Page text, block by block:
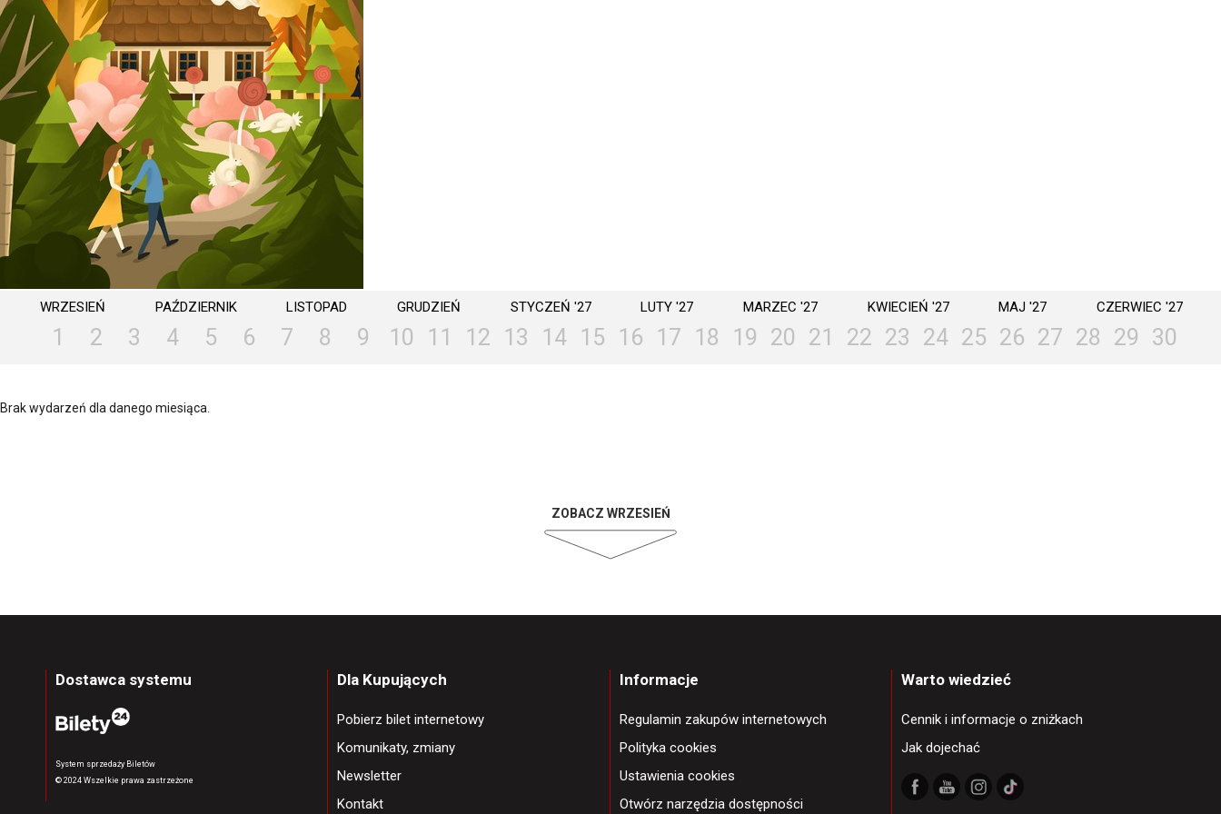
WRZESIEŃ PAŹDZIERNIK LISTOPAD GRUDZIEŃ STYCZEŃ '27 LUTY '27 MARZEC '27 KWIECIEŃ '27 MAJ '27 CZERWIEC '27
1 2 3 4 5 6 7 8 9 10 11 12 13 14 15 16 17 18 19 20 21 22 23 24 25 26 27 28 29 30
Brak wydarzeń dla danego miesiąca.
ZOBACZ WRZESIEŃ
Dostawca systemu
System sprzedaży Biletów
© 2024 Wszelkie prawa zastrzeżone
Dla Kupujących
Pobierz bilet internetowy
Komunikaty, zmiany
Newsletter
Kontakt
Informacje
Regulamin zakupów internetowych
Polityka cookies
Ustawienia cookies
Otwórz narzędzia dostępności
Warto wiedzieć
Cennik i informacje o zniżkach
Jak dojechać